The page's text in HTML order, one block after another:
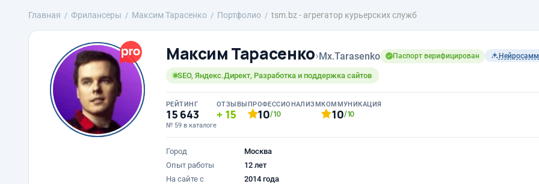
Главная Фрилансеры Максим Тарасенко Портфолио tsm.bz - агрегатор курьерских служб
Максим Тарасенко›Mx.Tarasenko Паспорт верифицирован
SEO, Яндекс.Директ, Разработка и поддержка сайтов
РЕЙТИНГ
15 643
№ 59 в каталоге
ОТЗЫВЫ
15
ПРОФЕССИОНАЛИЗМ
10/10
КОММУНИКАЦИЯ
10/10
Город
Москва
Опыт работы
12 лет
На сайте с
2014 года